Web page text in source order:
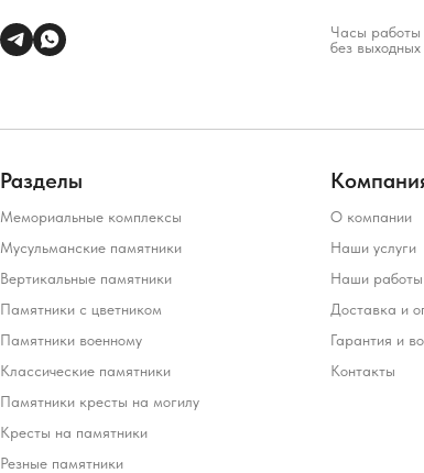
Часы
без выходных
Разделы
Мемориальные комплексы
Мусульманские памятники
Вертикальные памятники
Памятники с цветником
Памятники военному
Классические памятники
Памятники кресты на могилу
Кресты на памятники
Резные памятники
О компании
Наши услуги
Наши работы
Доставка и
Гарантия и
Контакты